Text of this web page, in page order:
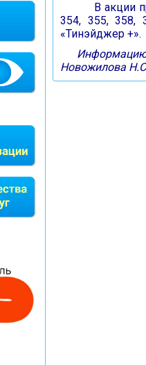
В акции
354, 355, 358,
«Тинэйджер +».
Новожилова